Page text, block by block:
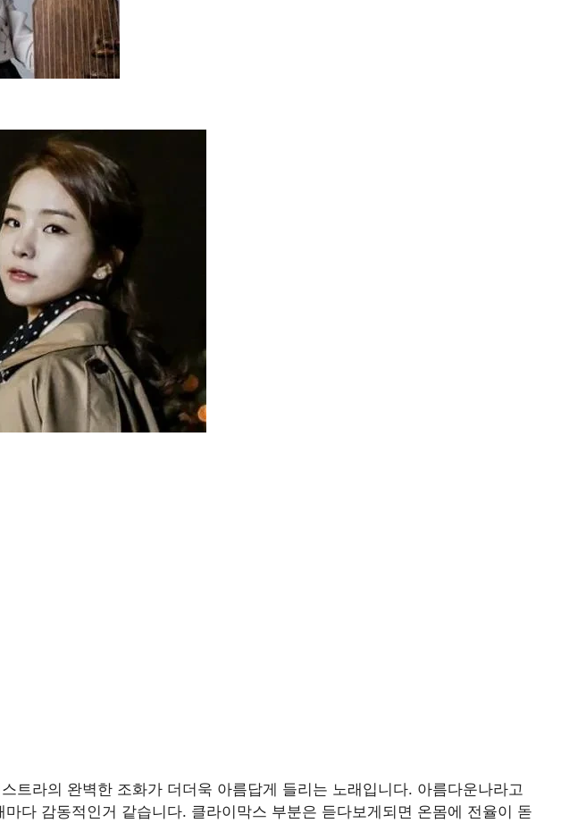
트라의 완벽한 조화가 더더욱 아름답게 들리는 노래입니다. 아름다운나라고
마다 감동적인거 같습니다. 클라이막스 부분은 듣다보게되면 온몸에 전율이 돋